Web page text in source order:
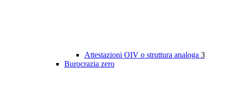
Attestazioni OIV o struttura analoga 3
Burocrazia zero